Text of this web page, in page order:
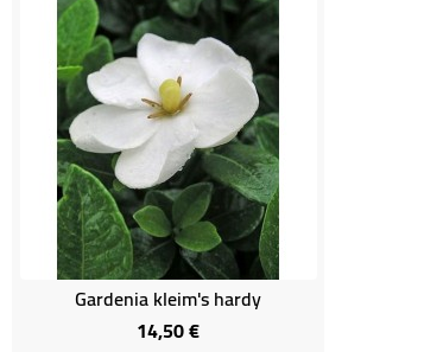
Gardenia kleim's hardy
14,50 €Prix